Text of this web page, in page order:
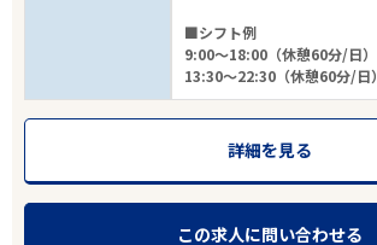
■シフト例
9:00～18:00（休憩60分/日）
13:30～22:30（休憩60分/日）
詳細を見る
この求人に問い合わせる